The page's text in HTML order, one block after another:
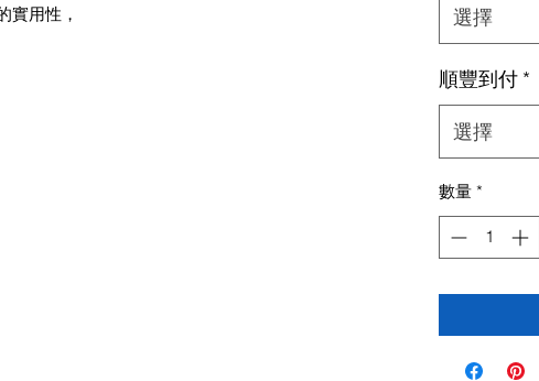
實用性，
選擇
順豐到付 *
選擇
數量 *